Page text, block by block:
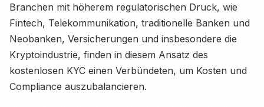
Branchen mit höherem regulatorischen Druck, wie
Fintech, Telekommunikation, traditionelle Banken und
Neobanken, Versicherungen und insbesondere die
Kryptoindustrie, finden in diesem Ansatz des
kostenlosen KYC einen Verbündeten, um Kosten und
Compliance auszubalancieren.